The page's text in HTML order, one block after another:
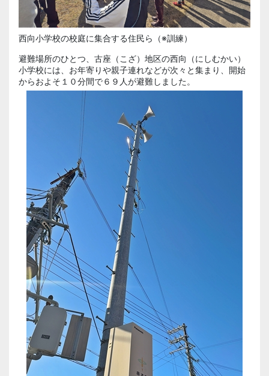
西向小学校の校庭に集合する住民ら（※訓練）
避難場所のひとつ、 古座 （こざ）地区の西向
（にしむかい）
小学校には、お年寄りや親子連れなどが次々と集まり、開始
からおよそ１０分間で６９人が避難しました。